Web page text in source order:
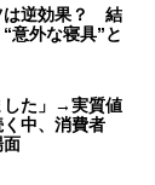
は逆効果？ 結
意外な寝具”と
した」→実質値
中、消費者
面